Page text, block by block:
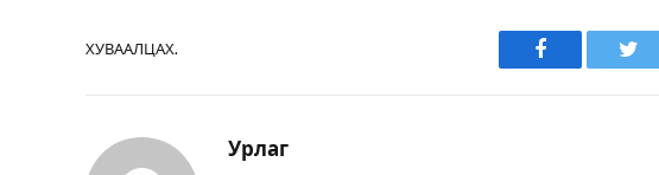
ХУВААЛЦАХ.
Facebook
Урлаг